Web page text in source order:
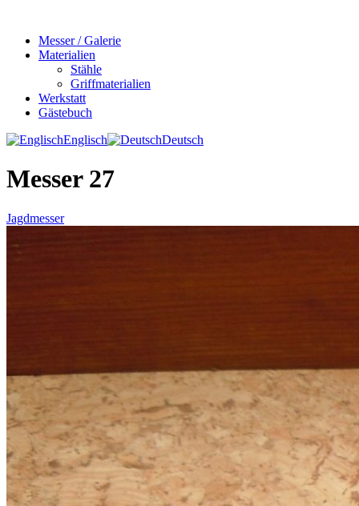
Messer / Galerie
Materialien
Stähle
Griffmaterialien
Werkstatt
Gästebuch
Englisch
Deutsch
Messer 27
Jagdmesser